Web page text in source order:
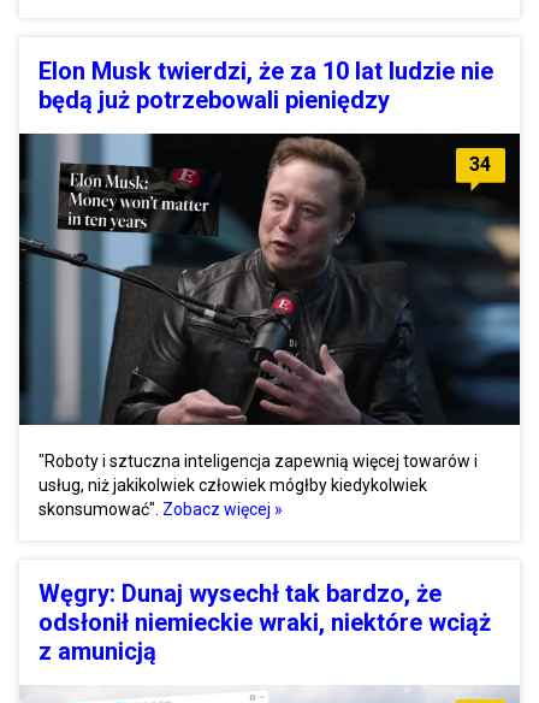
Elon Musk twierdzi, że za 10 lat ludzie nie
będą już potrzebowali pieniędzy
34
"Roboty i sztuczna inteligencja zapewnią więcej towarów i
usług, niż jakikolwiek człowiek mógłby kiedykolwiek
skonsumować". Zobacz więcej »
Węgry: Dunaj wysechł tak bardzo, że
odsłonił niemieckie wraki, niektóre wciąż
z amunicją